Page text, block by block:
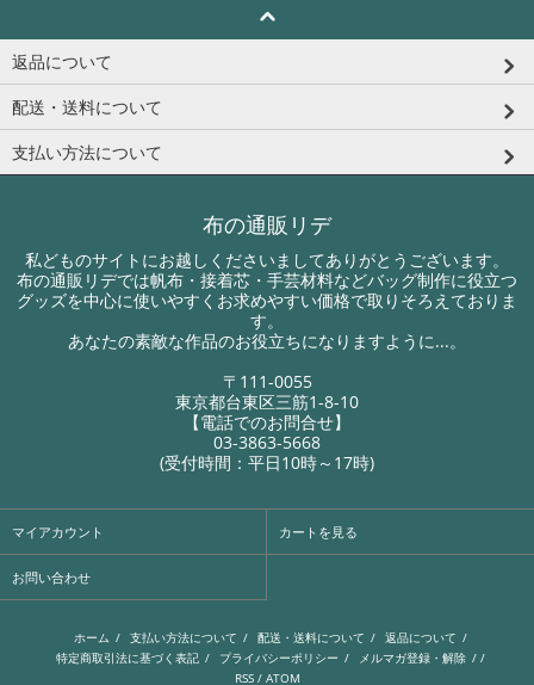
返品について
配送・送料について
支払い方法について
布の通販リデ
私どものサイトにお越しくださいましてありがとうございます。
布の通販リデでは帆布・接着芯・手芸材料などバッグ制作に役立つ
グッズを中心に使いやすくお求めやすい価格で取りそろえておりま
す。
あなたの素敵な作品のお役立ちになりますように...。
〒111-0055
東京都台東区三筋1-8-10
【電話でのお問合せ】
03-3863-5668
(受付時間：平日10時～17時)
マイアカウント カートを見る
お問い合わせ
ホーム / 支払い方法について / 配送・送料について / 返品について /
特定商取引法に基づく表記 / プライバシーポリシー / メルマガ登録・解除 / /
RSS/ ATOM